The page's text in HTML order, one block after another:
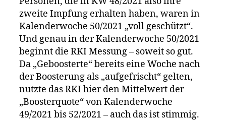
zweite Impfung erhalten haben, waren in
Kalenderwoche 50/2021 „voll geschützt“.
Und genau in der Kalenderwoche 50/2021
beginnt die RKI Messung – soweit so gut.
Da „Geboosterte“ bereits eine Woche nach
der Boosterung als „aufgefrischt“ gelten,
nutzte das RKI hier den Mittelwert der
„Boosterquote“ von Kalenderwoche
49/2021 bis 52/2021 – auch das ist stimmig.